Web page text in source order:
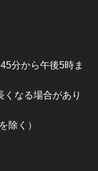
分から午後5時ま
なる場合があり
除く）